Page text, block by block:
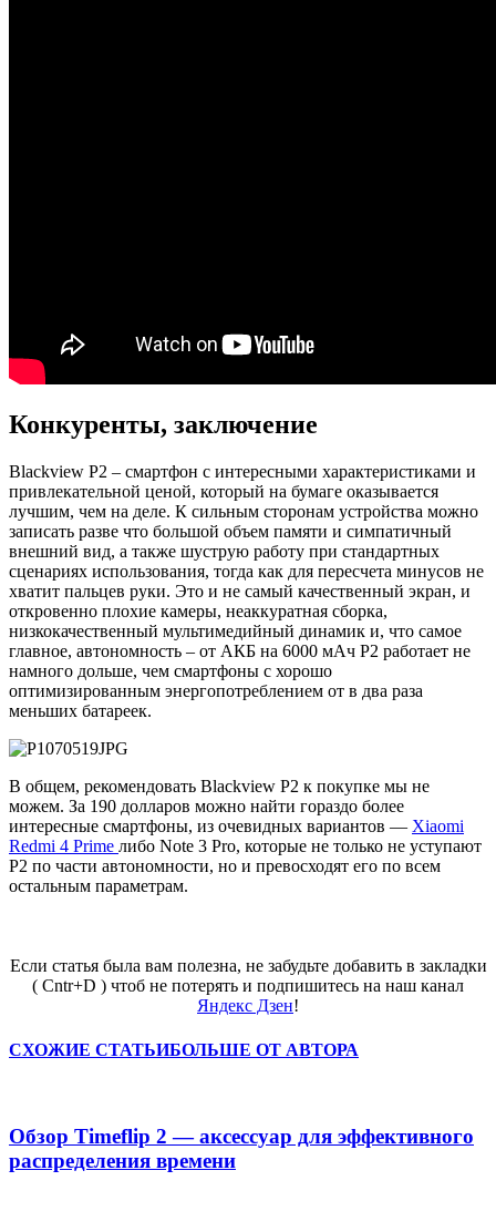
Конкуренты, заключение
Blackview P2 – смартфон с интересными характеристиками и
привлекательной ценой, который на бумаге оказывается
лучшим, чем на деле. К сильным сторонам устройства можно
записать разве что большой объем памяти и симпатичный
внешний вид, а также шуструю работу при стандартных
сценариях использования, тогда как для пересчета минусов не
хватит пальцев руки. Это и не самый качественный экран, и
откровенно плохие камеры, неаккуратная сборка,
низкокачественный мультимедийный динамик и, что самое
главное, автономность – от АКБ на 6000 мАч Р2 работает не
намного дольше, чем смартфоны с хорошо
оптимизированным энергопотреблением от в два раза
меньших батареек.
В общем, рекомендовать Blackview P2 к покупке мы не
можем. За 190 долларов можно найти гораздо более
интересные смартфоны, из очевидных вариантов — Xiaomi
Redmi 4 Prime либо Note 3 Pro, которые не только не уступают
Р2 по части автономности, но и превосходят его по всем
остальным параметрам.
Если статья была вам полезна, не забудьте добавить в закладки
( Cntr+D ) чтоб не потерять и подпишитесь на наш канал
Яндекс Дзен!
СХОЖИЕ СТАТЬИБОЛЬШЕ ОТ АВТОРА
Обзор Timeflip 2 — аксессуар для эффективного
распределения времени